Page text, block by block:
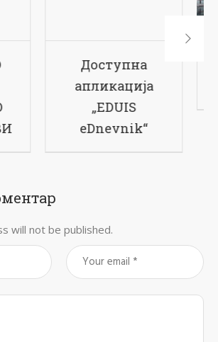
Доступна
апликација
„EDUIS
eDnevnik“
will not be published.